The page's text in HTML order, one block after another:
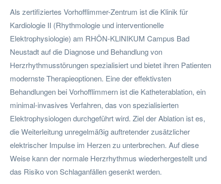
Als zertifiziertes Vorhofflimmer-Zentrum ist die Klinik für
Kardiologie II (Rhythmologie und interventionelle
Elektrophysiologie) am RHÖN-KLINIKUM Campus Bad
Neustadt auf die Diagnose und Behandlung von
Herzrhythmusstörungen spezialisiert und bietet ihren Patienten
modernste Therapieoptionen. Eine der effektivsten
Behandlungen bei Vorhofflimmern ist die Katheterablation, ein
minimal-invasives Verfahren, das von spezialisierten
Elektrophysiologen durchgeführt wird. Ziel der Ablation ist es,
die Weiterleitung unregelmäßig auftretender zusätzlicher
elektrischer Impulse im Herzen zu unterbrechen. Auf diese
Weise kann der normale Herzrhythmus wiederhergestellt und
das Risiko von Schlaganfällen gesenkt werden.